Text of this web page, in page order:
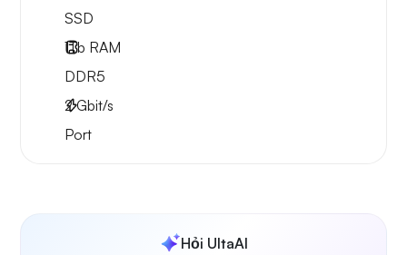
SSD
1Tb RAM
DDR5
2Gbit/s
Port
Hỏi UltaAI